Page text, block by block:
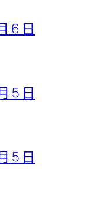
6 日
5 日
5 日